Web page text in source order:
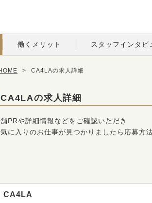
働くメリット スタッフインタビ
> CA4LAの求人詳細
CA4LAの求人詳細
舗PRや詳細情報などをご確認いただき
に入りのお仕事が見つかりましたら応募方
CA4LA